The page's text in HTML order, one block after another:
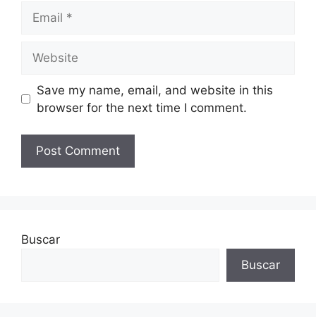
Save my name, email, and website in this
browser for the next time I comment.
Buscar
Buscar